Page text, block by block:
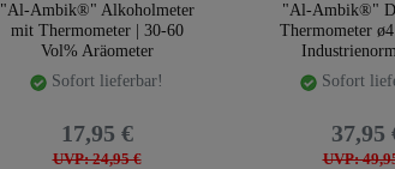
"Al-Ambik®" Alkoholmeter
mit Thermometer | 30-60
Vol% Aräometer
Sofort lieferbar!
UVP: 24,95 €
17,95 €
"Al-Ambik®"
Thermometer
Sofort
UVP:
37,95